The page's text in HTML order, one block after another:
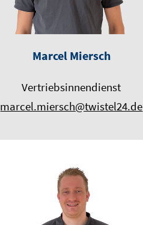
Marcel Miersch
Vertriebsinnendienst
marcel.miersch@twistel24.de